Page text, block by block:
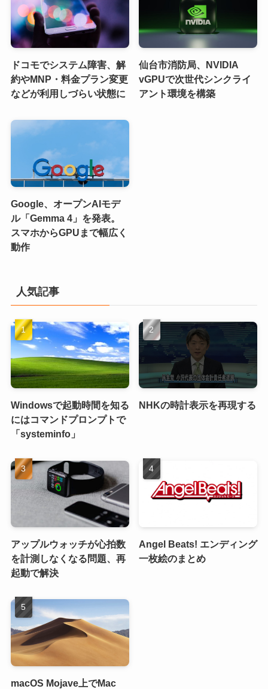
ドコモでシステム障害、解
約やMNP・料金プラン変更
などが利用しづらい状態に
仙台市消防局、NVIDIA
vGPUで次世代シンクライ
アント環境を構築
Google、オープンAIモデ
ル「Gemma 4」を発表。
スマホからGPUまで幅広く
動作
人気記事
Windowsで起動時間を知る
にはコマンドプロンプトで
「systeminfo」
NHKの時計表示を再現する
アップルウォッチが心拍数
を計測しなくなる問題、再
起動で解決
Angel Beats! エンディング
一枚絵のまとめ
macOS Mojave上でMac